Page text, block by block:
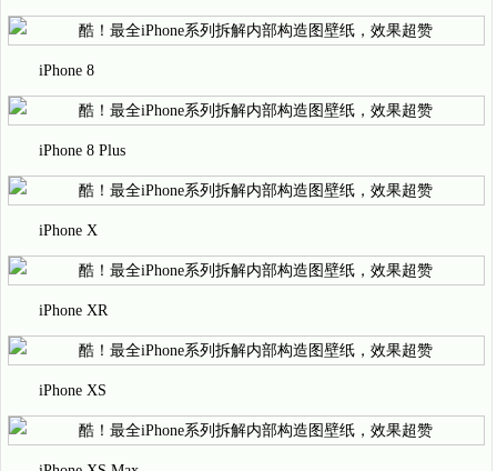
iPhone 8
iPhone 8 Plus
iPhone X
iPhone XR
iPhone XS